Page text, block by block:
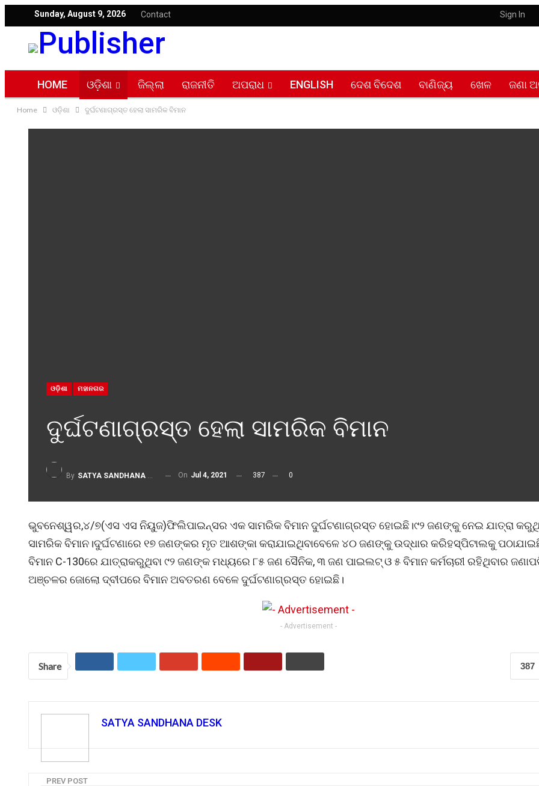
Sign In
Sunday, August 9, 2026 Contact
HOME ଓଡ଼ିଶା ଜିଲ୍ଲା ରାଜନୀତି ଅପରାଧ ENGLISH ଦେଶ ବିଦେଶ ବାଣିଜ୍ୟ ଖେଳ ଜଣା
ସତ୍ୟ ସନ୍ଧାନ
Home ଓଡ଼ିଶା ଦୁର୍ଘଟଣାଗ୍ରସ୍ତ ହେଲା ସାମରିକ ବିମାନ
ଓଡ଼ିଶା ମହାନଗର
ଦୁର୍ଘଟଣାଗ୍ରସ୍ତ ହେଲା ସାମରିକ ବିମାନ
By SATYA SANDHANA DESK On Jul 4, 2021 387 0
ଭୁବନେଶ୍ୱର,୪/୭(ଏସ ଏସ ନିୟୁଜ)ଫିଲିପାଇନ୍ସର ଏକ ସାମରିକ ବିମାନ ଦୁର୍ଘଟଣାଗ୍ରସ୍ତ ହୋଇଛି।୯୨ ଜଣଙ୍କୁ ନେଇ ଯାତ୍ରା
ସାମରିକ ବିମାନ।ଦୁର୍ଘଟଣାରେ ୧୭ ଜଣଙ୍କର ମୃତ ଆଶଙ୍କା କରାଯାଇଥିବାବେଳେ ୪୦ ଜଣଙ୍କୁ ଉଦ୍ଧାର କରିହସ୍ପିଟାଲକୁ
ବିମାନ C-130ରେ ଯାତ୍ରାକରୁଥିବା ୯୨ ଜଣଙ୍କ ମଧ୍ୟରେ ୮୫ ଜଣ ସୈନିକ, ୩ ଜଣ ପାଇଲଟ୍‌ ଓ ୫ ବିମାନ କର୍ମଚାରୀ ରହିଥିବାର
ଅଞ୍ଚଳର ଜୋଲୋ ଦ୍ବୀପରେ ବିମାନ ଅବତରଣ ବେଳେ ଦୁର୍ଘଟଣାଗ୍ରସ୍ତ ହୋଇଛି।
- Advertisement -
387
Share
SATYA SANDHANA DESK
PREV POST